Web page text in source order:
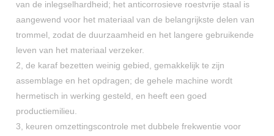
van de inlegselhardheid; het anticorrosieve roestvrije staal is
aangewend voor het materiaal van de belangrijkste delen van
trommel, zodat de duurzaamheid en het langere gebruikende
leven van het materiaal verzeker.
2, de karaf bezetten weinig gebied, gemakkelijk te zijn
assemblage en het opdragen; de gehele machine wordt
hermetisch in werking gesteld, en heeft een goed
productiemilieu.
3, keuren omzettingscontrole met dubbele frekwentie voor